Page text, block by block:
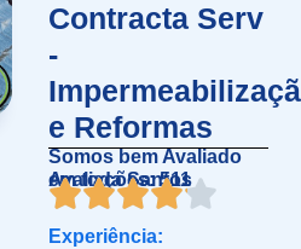
Contracta Serv
-
e Reformas
Somos bem Avaliado
em toda Santos
Avaliações: 511
Experiência: